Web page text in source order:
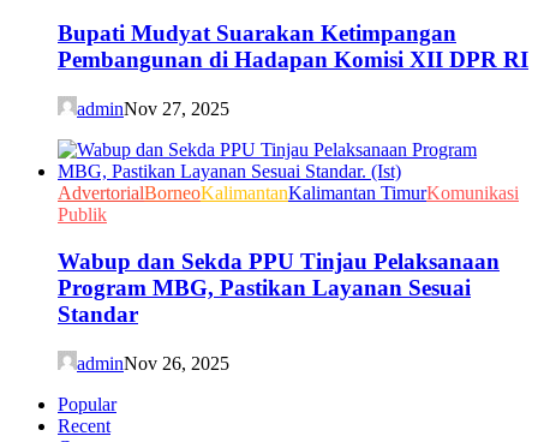
Bupati Mudyat Suarakan Ketimpangan
Pembangunan di Hadapan Komisi XII DPR RI
adminNov 27, 2025
AdvertorialBorneoKalimantanKalimantan TimurKomunikasi
Publik
Wabup dan Sekda PPU Tinjau Pelaksanaan
Program MBG, Pastikan Layanan Sesuai
Standar
adminNov 26, 2025
Popular
Recent